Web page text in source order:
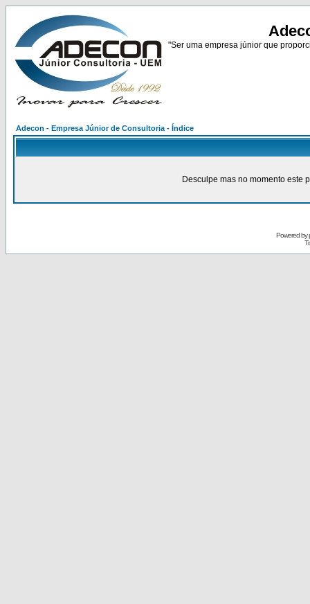
"Ser uma empresa júnior que
Adecon - Empresa Júnior de Consultoria - Índice
Desculpe mas no momento este
Powered by